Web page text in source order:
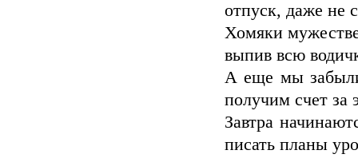
отпуск, даже не
Хомяки
выпив всю
А еще мы
получим счет за
Завтра
писать планы